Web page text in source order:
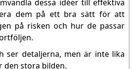
dessa idéer till effektiva
dem på ett bra sätt för att
på risken och hur de passar
ser detaljerna, men är inte lika
den stora bilden.